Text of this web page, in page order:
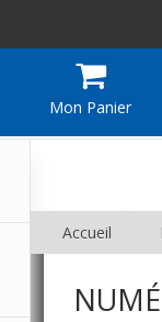
Mon Panier
Accueil